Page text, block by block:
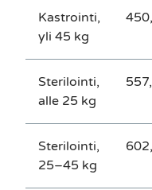
Kastrointi,
yli 45 kg
Sterilointi,
alle 25 kg
Sterilointi,
25–45 kg